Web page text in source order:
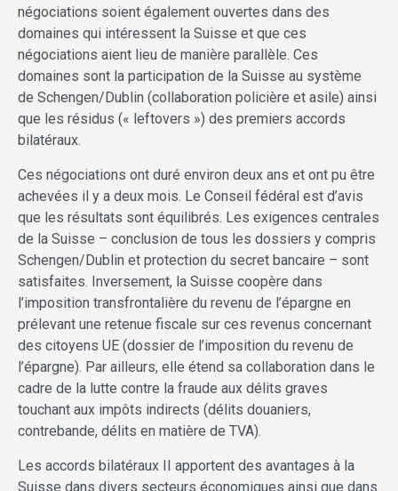
négociations soient également ouvertes dans des
domaines qui intéressent la Suisse et que ces
négociations aient lieu de manière parallèle. Ces
domaines sont la participation de la Suisse au système
de Schengen/Dublin (collaboration policière et asile) ainsi
que les résidus (« leftovers ») des premiers accords
bilatéraux.
Ces négociations ont duré environ deux ans et ont pu être
achevées il y a deux mois. Le Conseil fédéral est d’avis
que les résultats sont équilibrés. Les exigences centrales
de la Suisse – conclusion de tous les dossiers y compris
Schengen/Dublin et protection du secret bancaire – sont
satisfaites. Inversement, la Suisse coopère dans
l’imposition transfrontalière du revenu de l’épargne en
prélevant une retenue fiscale sur ces revenus concernant
des citoyens UE (dossier de l’imposition du revenu de
l’épargne). Par ailleurs, elle étend sa collaboration dans le
cadre de la lutte contre la fraude aux délits graves
touchant aux impôts indirects (délits douaniers,
contrebande, délits en matière de TVA).
Les accords bilatéraux II apportent des avantages à la
Suisse dans divers secteurs économiques ainsi que dans